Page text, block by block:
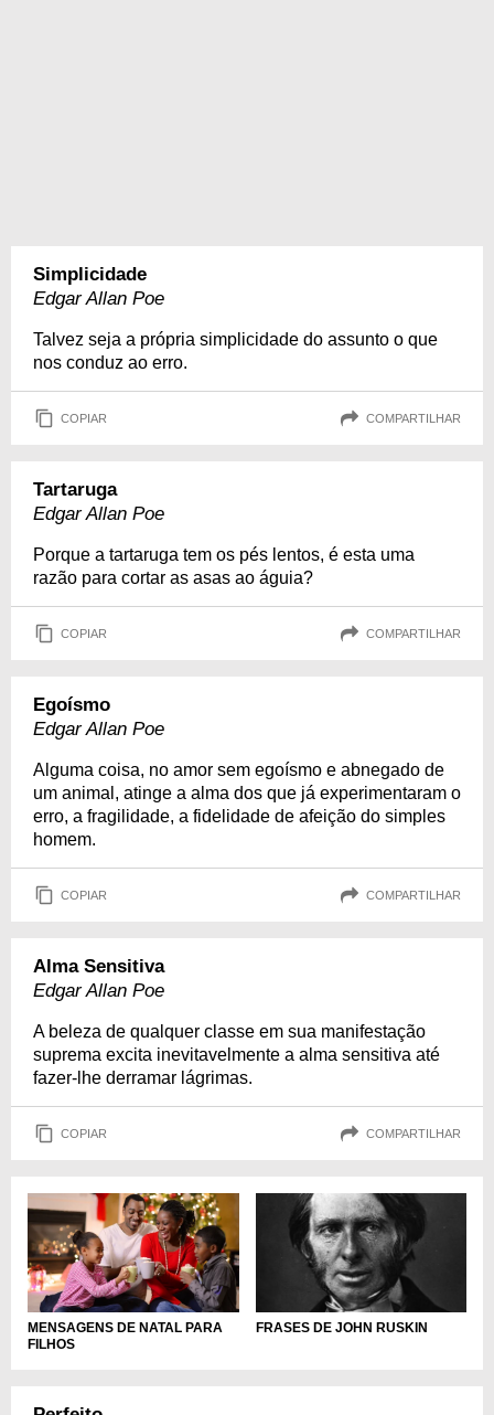
Simplicidade
Edgar Allan Poe
Talvez seja a própria simplicidade do assunto o que
nos conduz ao erro.
COPIAR COMPARTILHAR
Tartaruga
Edgar Allan Poe
Porque a tartaruga tem os pés lentos, é esta uma
razão para cortar as asas ao águia?
COPIAR COMPARTILHAR
Egoísmo
Edgar Allan Poe
Alguma coisa, no amor sem egoísmo e abnegado de
um animal, atinge a alma dos que já experimentaram o
erro, a fragilidade, a fidelidade de afeição do simples
homem.
COPIAR COMPARTILHAR
Alma Sensitiva
Edgar Allan Poe
A beleza de qualquer classe em sua manifestação
suprema excita inevitavelmente a alma sensitiva até
fazer-lhe derramar lágrimas.
COPIAR COMPARTILHAR
MENSAGENS DE NATAL PARA
FILHOS
FRASES DE JOHN RUSKIN